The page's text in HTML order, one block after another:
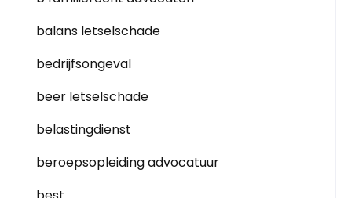
balans letselschade
bedrijfsongeval
beer letselschade
belastingdienst
beroepsopleiding advocatuur